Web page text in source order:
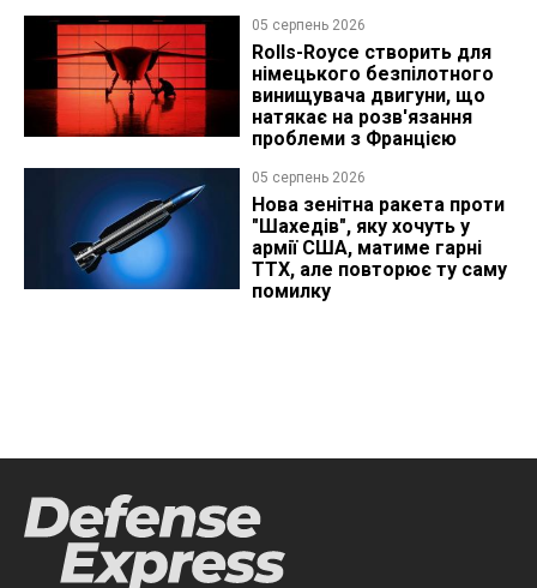
05 серпень 2026
Rolls-Royce створить для
німецького безпілотного
винищувача двигуни, що
натякає на розв'язання
проблеми з Францією
05 серпень 2026
Нова зенітна ракета проти
"Шахедів", яку хочуть у
армії США, матиме гарні
ТТХ, але повторює ту саму
помилку